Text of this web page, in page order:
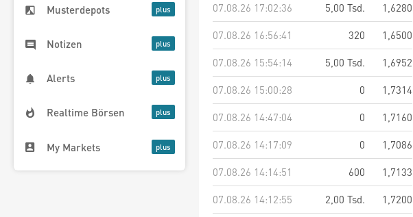
Musterdepots
Notizen
Alerts
Realtime Börsen
My Markets
07.08.26 17:02:36
5,00 Tsd.
1,6280
07.08.26 16:56:41
320
1,6500
07.08.26 15:54:14
5,00 Tsd.
1,6952
07.08.26 15:00:28
0
1,7314
07.08.26 14:47:04
0
1,7160
07.08.26 14:17:09
0
1,7086
07.08.26 14:14:51
600
1,7133
07.08.26 14:12:55
2,00 Tsd.
1,7200